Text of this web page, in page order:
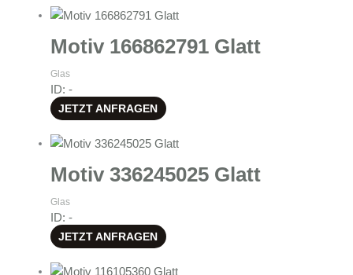
Motiv 166862791 Glatt
Glas
ID: -
JETZT ANFRAGEN
Motiv 336245025 Glatt
Glas
ID: -
JETZT ANFRAGEN